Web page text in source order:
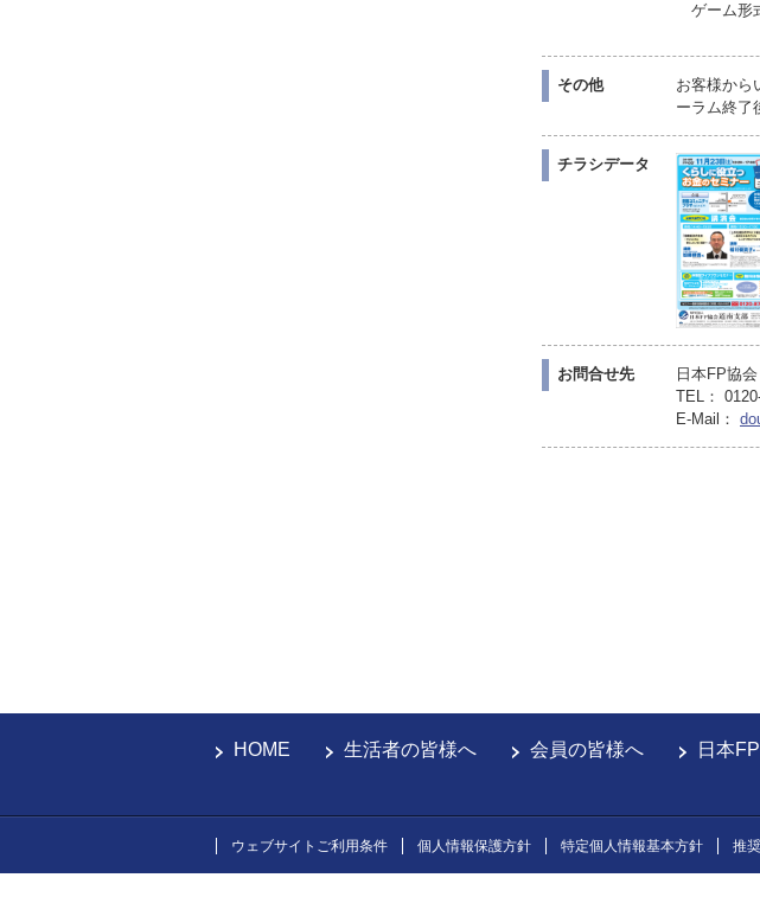
ゲーム形
その他
お客様から
ーラム終了
チラシデータ
お問合せ先
日本FP協
TEL：
E-Mail：
HOME 生活者の皆様へ 会員の皆様へ 日本
ウェブサイトご利用条件 個人情報保護方針 特定個人情報基本方針 推